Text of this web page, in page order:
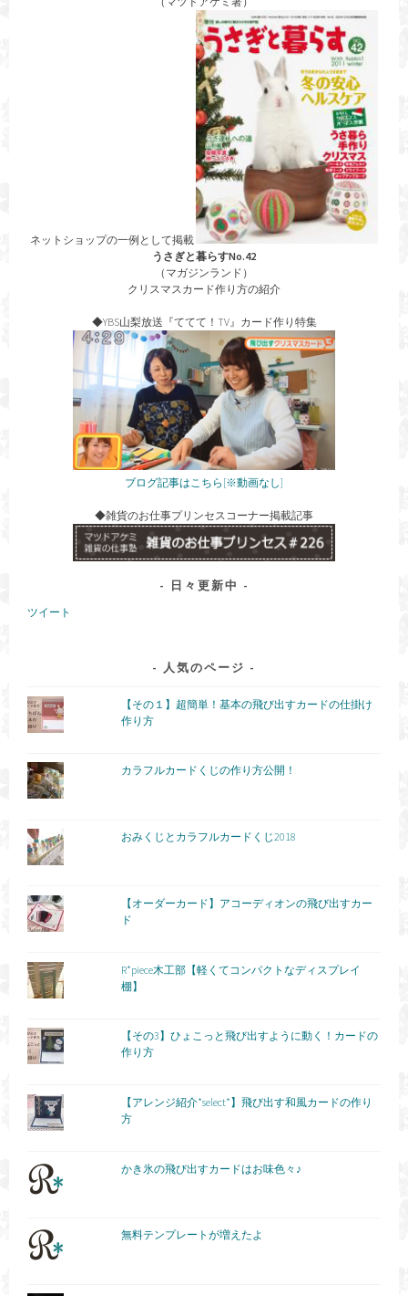
ネットショップの一例として掲載
うさぎと暮らすNo.42
（マガジンランド）
クリスマスカード作り方の紹介
◆YBS山梨放送『ててて！TV』カード作り特集
ブログ記事はこちら[※動画なし]
◆雑貨のお仕事プリンセスコーナー掲載記事
日々更新中
ツイート
人気のページ
【その１】超簡単！基本の飛び出すカードの仕掛け
作り方
カラフルカードくじの作り方公開！
おみくじとカラフルカードくじ2018
【オーダーカード】アコーディオンの飛び出すカー
ド
R*piece木工部【軽くてコンパクトなディスプレイ
棚】
【その3】ひょこっと飛び出すように動く！カードの
作り方
【アレンジ紹介*select*】飛び出す和風カードの作り
方
かき氷の飛び出すカードはお味色々♪
無料テンプレートが増えたよ